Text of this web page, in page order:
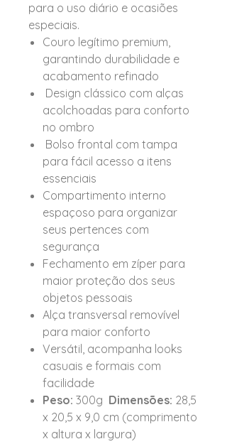
para o uso diário e ocasiões
especiais.
Couro legítimo premium,
garantindo durabilidade e
acabamento refinado
Design clássico com alças
acolchoadas para conforto
no ombro
Bolso frontal com tampa
para fácil acesso a itens
essenciais
Compartimento interno
espaçoso para organizar
seus pertences com
segurança
Fechamento em zíper para
maior proteção dos seus
objetos pessoais
Alça transversal removível
para maior conforto
Versátil, acompanha looks
casuais e formais com
facilidade
Peso: 300g Dimensões: 28,5
x 20,5 x 9,0 cm (comprimento
x altura x largura)